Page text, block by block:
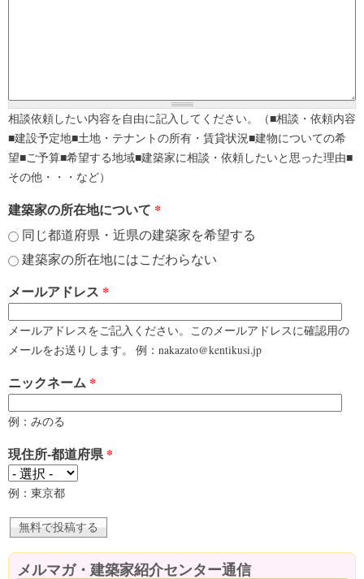
相談依頼したい内容を自由に記入してください。（■相談・依頼内容
■建設予定地■土地・テナントの所有・賃貸状況■建物についての希
望■ご予算■希望する地域■建築家に相談・依頼したいと思った理由■
その他・・・など）
建築家の所在地について *
同じ都道府県・近県の建築家を希望する
建築家の所在地にはこだわらない
メールアドレス *
メールアドレスをご記入ください。このメールアドレスに確認用の
メールをお送りします。 例：nakazato@kentikusi.jp
ニックネーム *
例：みのる
現住所-都道府県*
例：東京都
メルマガ・建築家紹介センター通信